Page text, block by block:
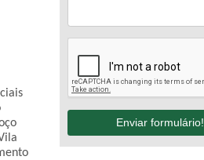
Enviar formulário!